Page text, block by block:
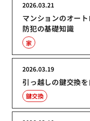
マンションのオー
防犯の基礎知識
2026.03.21
家
引っ越しの鍵交換
2026.03.19
鍵交換